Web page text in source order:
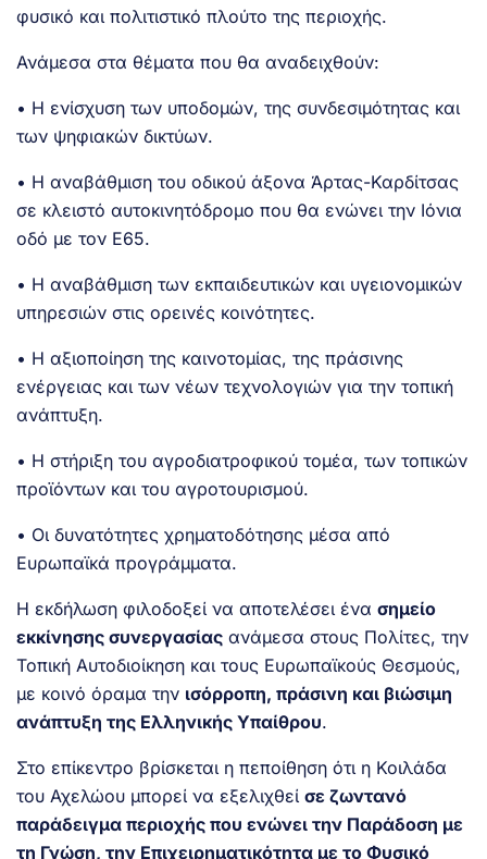
φυσικό και πολιτιστικό πλούτο της περιοχής.
Ανάμεσα στα θέματα που θα αναδειχθούν:
• Η ενίσχυση των υποδομών, της συνδεσιμότητας και
των ψηφιακών δικτύων.
• Η αναβάθμιση του οδικού άξονα Άρτας-Καρδίτσας
σε κλειστό αυτοκινητόδρομο που θα ενώνει την Ιόνια
οδό με τον Ε65.
• Η αναβάθμιση των εκπαιδευτικών και υγειονομικών
υπηρεσιών στις ορεινές κοινότητες.
• Η αξιοποίηση της καινοτομίας, της πράσινης
ενέργειας και των νέων τεχνολογιών για την τοπική
ανάπτυξη.
• Η στήριξη του αγροδιατροφικού τομέα, των τοπικών
προϊόντων και του αγροτουρισμού.
• Οι δυνατότητες χρηματοδότησης μέσα από
Ευρωπαϊκά προγράμματα.
Η εκδήλωση φιλοδοξεί να αποτελέσει ένα σημείο
εκκίνησης συνεργασίας ανάμεσα στους Πολίτες, την
Τοπική Αυτοδιοίκηση και τους Ευρωπαϊκούς Θεσμούς,
με κοινό όραμα την ισόρροπη, πράσινη και βιώσιμη
ανάπτυξη της Ελληνικής Υπαίθρου.
Στο επίκεντρο βρίσκεται η πεποίθηση ότι η Κοιλάδα
του Αχελώου μπορεί να εξελιχθεί σε ζωντανό
παράδειγμα περιοχής που ενώνει την Παράδοση με
τη Γνώση, την Επιχειρηματικότητα με το Φυσικό